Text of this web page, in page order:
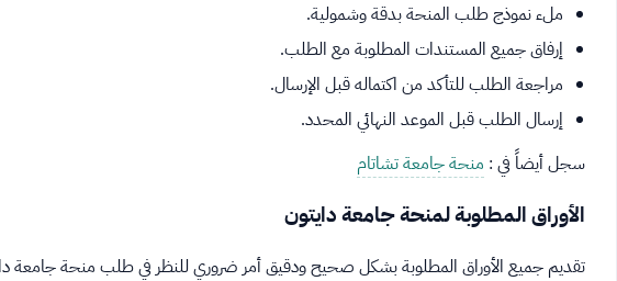
ملء نموذج طلب المنحة بدقة وشمولية.
إرفاق جميع المستندات المطلوبة مع الطلب.
مراجعة الطلب للتأكد من اكتماله قبل الإرسال.
إرسال الطلب قبل الموعد النهائي المحدد.
سجل أيضاً في : منحة جامعة تشاتام
الأوراق المطلوبة لمنحة جامعة دايتون
تقديم جميع الأوراق المطلوبة بشكل صحيح ودقيق أمر ضروري للنظر في طلب منحة جامعة